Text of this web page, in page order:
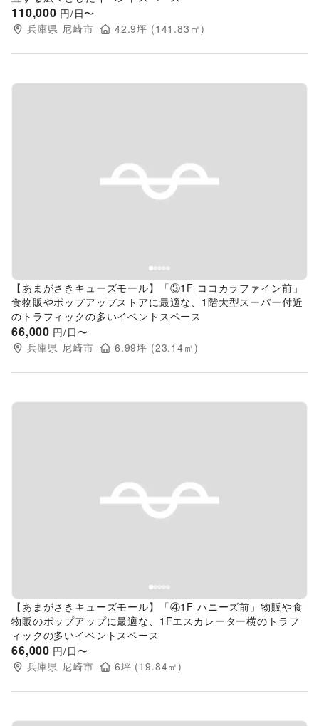
110,000 円/日〜
兵庫県 尼崎市 42.9坪 (141.83 ㎡)
Previous slide
【あまがさきキューズモール】「③1F ココカラファイン前」
食物販やポップアップストアに最適な、1階大型スーパー付近
のトラフィックの多いイベントスペース
66,000 円/日〜
兵庫県 尼崎市 6.99坪 (23.14㎡)
Previous slide
【あまがさきキューズモール】「④1F ハニーズ前」物販や食
物販のポップアップに最適な、1Fエスカレーター横のトラフ
ィックの多いイベントスペース
66,000 円/日〜
兵庫県 尼崎市 6坪 (19.84㎡)